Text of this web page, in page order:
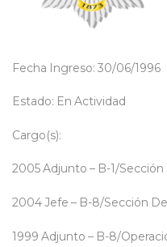
Fecha Ingreso: 30/06/1996
Estado: En Actividad
Cargo(s):
2005 Adjunto – B-1/
2004 Jefe – B-8/Sección
1999 Adjunto – B-8/